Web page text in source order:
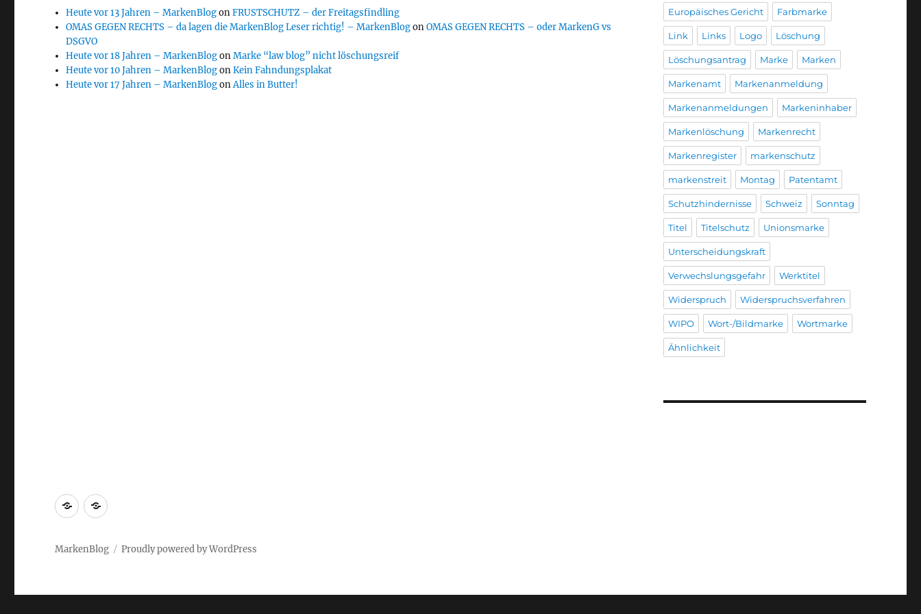
Heute vor 13 Jahren – MarkenBlogonFRUSTSCHUTZ – der Freitagsfindling
OMAS GEGEN RECHTS – da lagen die MarkenBlog Leser richtig! – MarkenBlogonOMAS GEGEN RECHTS – oder MarkenG vs
DSGVO
Heute vor 18 Jahren – MarkenBlogonMarke “law blog” nicht löschungsreif
Heute vor 10 Jahren – MarkenBlogonKein Fahndungsplakat
Heute vor 17 Jahren – MarkenBlogonAlles in Butter!
Europäisches Gericht Farbmarke
Link Links Logo Löschung
Löschungsantrag Marke Marken
Markenamt Markenanmeldung
Markenanmeldungen Markeninhaber
Markenlöschung Markenrecht
Markenregister markenschutz
markenstreit Montag Patentamt
Schutzhindernisse Schweiz Sonntag
Titel Titelschutz Unionsmarke
Unterscheidungskraft
Verwechslungsgefahr Werktitel
Widerspruch Widerspruchsverfahren
WIPO Wort-/Bildmarke Wortmarke
Ähnlichkeit
Markenrecherche
Gastbeiträge
MarkenBlog Proudly powered by WordPress